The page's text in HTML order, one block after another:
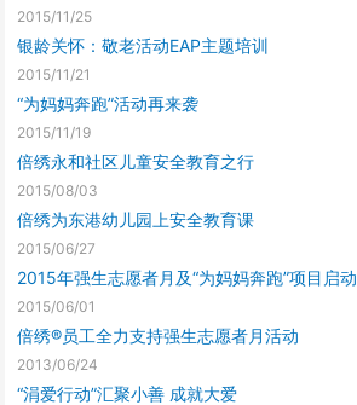
2015/11/25
银龄关怀：敬老活动EAP主题培训
2015/11/21
“为妈妈奔跑”活动再来袭
2015/11/19
倍绣永和社区儿童安全教育之行
2015/08/03
倍绣为东港幼儿园上安全教育课
2015/06/27
2015年强生志愿者月及“为妈妈奔跑”项目启动
2015/06/01
倍绣®员工全力支持强生志愿者月活动
2013/06/24
“涓爱行动”汇聚小善 成就大爱